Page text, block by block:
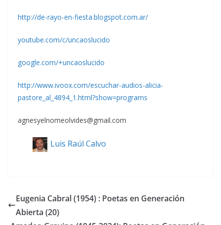
http://de-rayo-en-fiesta.blogspot.com.ar/
youtube.com/c/uncaoslucido
google.com/+uncaoslucido
http://www.ivoox.com/escuchar-audios-alicia-
pastore_al_4894_1.html?show=programs
agnesyelnomeolvides@gmail.com
Luis Raúl Calvo
Eugenia Cabral (1954) : Poetas en Generación
Abierta (20)